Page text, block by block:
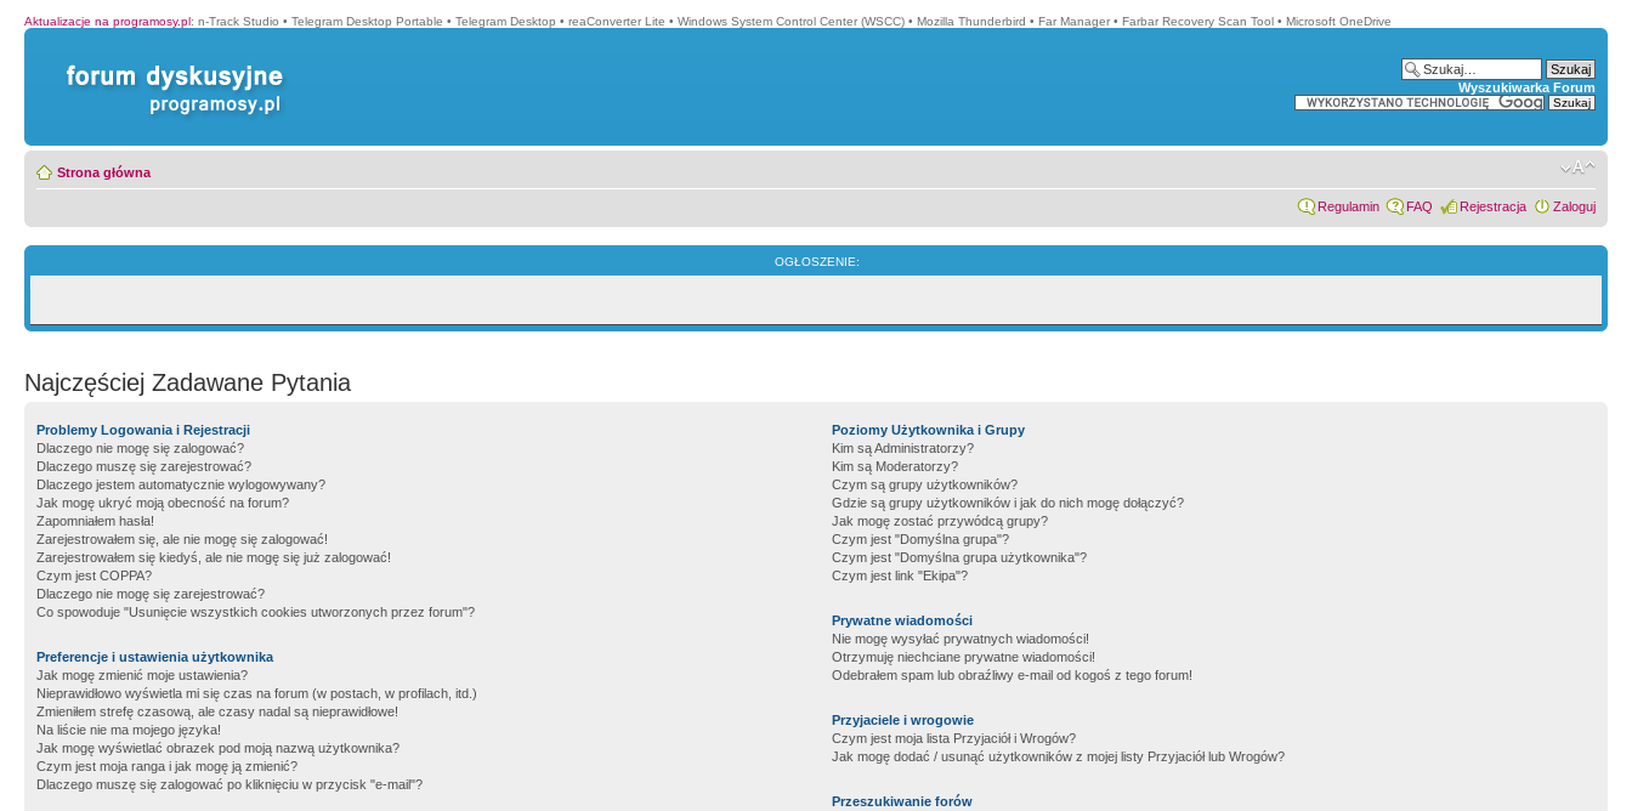
Aktualizacje na programosy.pl: n-Track Studio • Telegram Desktop Portable • Telegram Desktop • reaConverter Lite • Windows System Control Center (WSCC) • Mozilla Thunderbird • Far Manager • Farbar Recovery Scan Tool • Microsoft OneDrive
Wyszukiwarka Forum
Strona główna
Regulamin FAQ Rejestracja Zaloguj
OGŁOSZENIE:
Najczęściej Zadawane Pytania
Problemy Logowania i Rejestracji
Dlaczego nie mogę się zalogować?
Dlaczego muszę się zarejestrować?
Dlaczego jestem automatycznie wylogowywany?
Jak mogę ukryć moją obecność na forum?
Zapomniałem hasła!
Zarejestrowałem się, ale nie mogę się zalogować!
Zarejestrowałem się kiedyś, ale nie mogę się już zalogować!
Czym jest COPPA?
Dlaczego nie mogę się zarejestrować?
Co spowoduje "Usunięcie wszystkich cookies utworzonych przez forum"?
Preferencje i ustawienia użytkownika
Jak mogę zmienić moje ustawienia?
Nieprawidłowo wyświetla mi się czas na forum (w postach, w profilach, itd.)
Zmieniłem strefę czasową, ale czasy nadal są nieprawidłowe!
Na liście nie ma mojego języka!
Jak mogę wyświetlać obrazek pod moją nazwą użytkownika?
Czym jest moja ranga i jak mogę ją zmienić?
Dlaczego muszę się zalogować po kliknięciu w przycisk "e-mail"?
Poziomy Użytkownika i Grupy
Kim są Administratorzy?
Kim są Moderatorzy?
Czym są grupy użytkowników?
Gdzie są grupy użytkowników i jak do nich mogę dołączyć?
Jak mogę zostać przywódcą grupy?
Czym jest "Domyślna grupa"?
Czym jest "Domyślna grupa użytkownika"?
Czym jest link "Ekipa"?
Prywatne wiadomości
Nie mogę wysyłać prywatnych wiadomości!
Otrzymuję niechciane prywatne wiadomości!
Odebrałem spam lub obraźliwy e-mail od kogoś z tego forum!
Przyjaciele i wrogowie
Czym jest moja lista Przyjaciół i Wrogów?
Jak mogę dodać / usunąć użytkowników z mojej listy Przyjaciół lub Wrogów?
Przeszukiwanie forów